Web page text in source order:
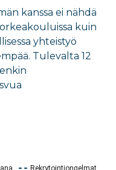
kanssa ei nähdä
kuin
yhteistyö
Tulevalta 12